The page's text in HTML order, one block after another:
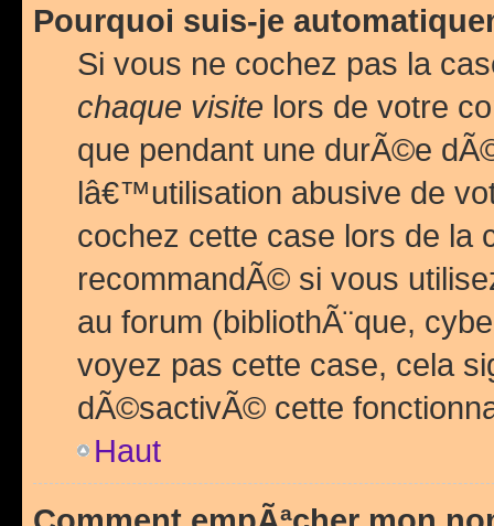
Pourquoi suis-je
Si vous ne cochez pas la
chaque visite lors de votre
que pendant une durÃ©e
lâ€™utilisation abusive de
cochez cette case lors de
recommandÃ© si vous
au forum (bibliothÃ¨que,
voyez pas cette case, cela
dÃ©sactivÃ© cette
Haut